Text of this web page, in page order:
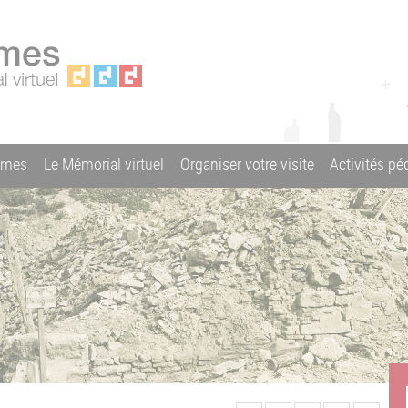
Le Mémorial virtuel Organiser votre visite Activités